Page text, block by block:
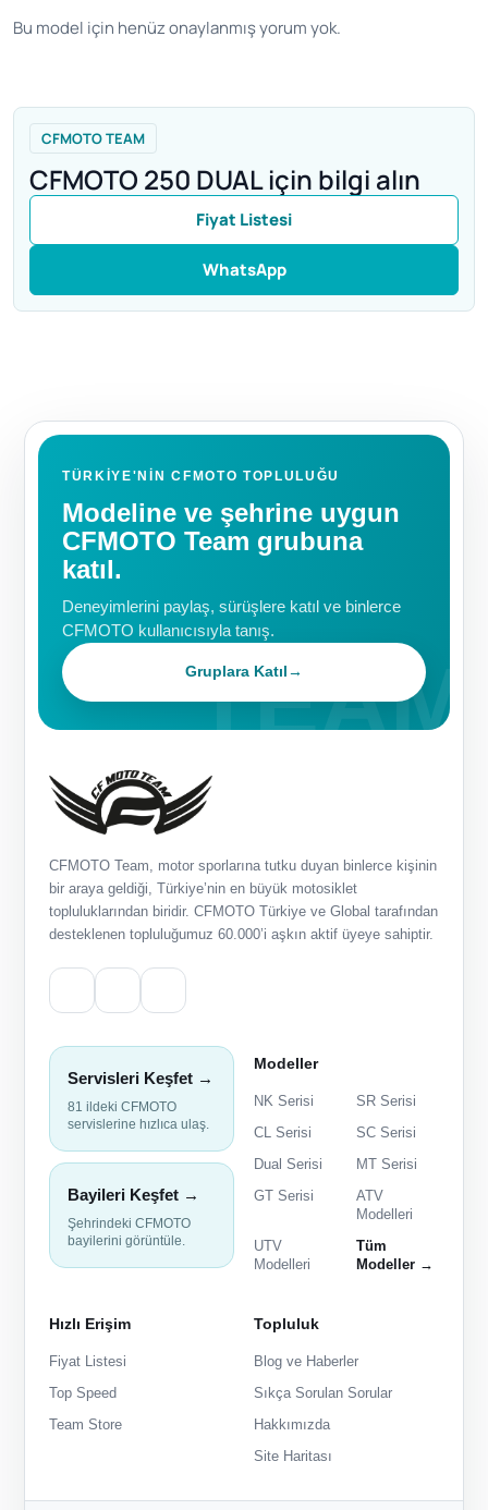
Bu model için henüz onaylanmış yorum yok.
CFMOTO TEAM
CFMOTO 250 DUAL için bilgi alın
Fiyat Listesi
WhatsApp
TÜRKIYE'NIN CFMOTO TOPLULUĞU
Modeline ve şehrine uygun
CFMOTO Team grubuna
katıl.
Deneyimlerini paylaş, sürüşlere katıl ve binlerce
CFMOTO kullanıcısıyla tanış.
Gruplara Katıl→
CFMOTO Team, motor sporlarına tutku duyan binlerce kişinin
bir araya geldiği, Türkiye’nin en büyük motosiklet
topluluklarından biridir. CFMOTO Türkiye ve Global tarafından
desteklenen topluluğumuz 60.000’i aşkın aktif üyeye sahiptir.
Servisleri Keşfet →
81 ildeki CFMOTO
servislerine hızlıca ulaş.
Bayileri Keşfet →
Şehrindeki CFMOTO
bayilerini görüntüle.
Modeller
NK Serisi
SR Serisi
CL Serisi
SC Serisi
Dual Serisi
MT Serisi
GT Serisi
ATV
Modelleri
UTV
Modelleri
Tüm
Modeller →
Hızlı Erişim
Fiyat Listesi
Top Speed
Team Store
Topluluk
Blog ve Haberler
Sıkça Sorulan Sorular
Hakkımızda
Site Haritası